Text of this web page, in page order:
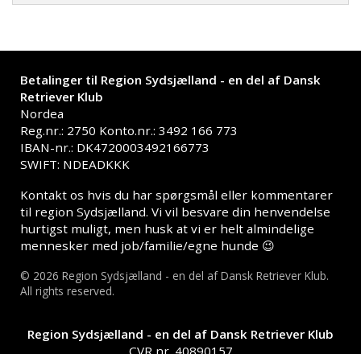
Betalinger til Region Sydsjælland - en del af Dansk
Retriever Klub
Nordea
Reg.nr.: 2750 Konto.nr.: 3492 166 773
IBAN-nr.: DK4720003492166773
SWIFT: NDEADKKK
Kontakt os hvis du har spørgsmål eller kommentarer
til region Sydsjælland. Vi vil besvare din henvendelse
hurtigst muligt, men husk at vi er helt almindelige
mennesker med job/familie/egne hunde 😉
© 2026 Region Sydsjælland - en del af Dansk Retriever Klub.
All rights reserved.
Region Sydsjælland - en del af Dansk Retriever Klub
CVR nr. 40890157